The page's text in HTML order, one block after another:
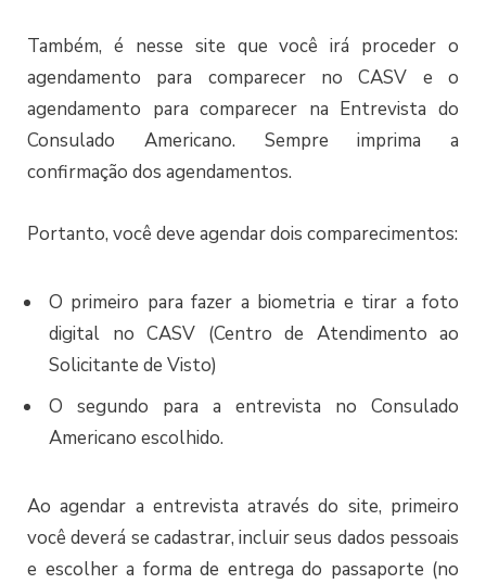
Também, é nesse site que você irá proceder o
agendamento para comparecer no CASV e o
agendamento para comparecer na Entrevista do
Consulado Americano. Sempre imprima a
confirmação dos agendamentos.
Portanto, você deve agendar dois comparecimentos:
O primeiro para fazer a biometria e tirar a foto
digital no CASV (Centro de Atendimento ao
Solicitante de Visto)
O segundo para a entrevista no Consulado
Americano escolhido.
Ao agendar a entrevista através do site, primeiro
você deverá se cadastrar, incluir seus dados pessoais
e escolher a forma de entrega do passaporte (no